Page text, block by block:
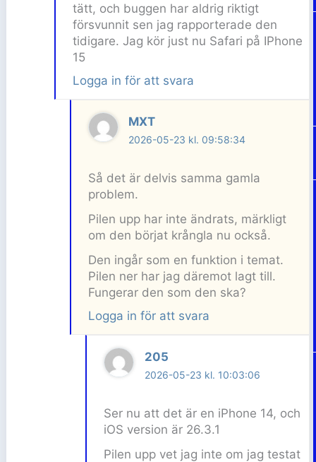
tätt, och buggen har aldrig riktigt
försvunnit sen jag rapporterade den
tidigare. Jag kör just nu Safari på IPhone
15
Logga in för att svara
MXT
2026-05-23 kl. 09:58:34
Så det är delvis samma gamla
problem.
Pilen upp har inte ändrats, märkligt
om den börjat krångla nu också.
Den ingår som en funktion i temat.
Pilen ner har jag däremot lagt till.
Fungerar den som den ska?
Logga in för att svara
205
2026-05-23 kl. 10:03:06
Ser nu att det är en iPhone 14, och
iOS version är 26.3.1
Pilen upp vet jag inte om jag testat